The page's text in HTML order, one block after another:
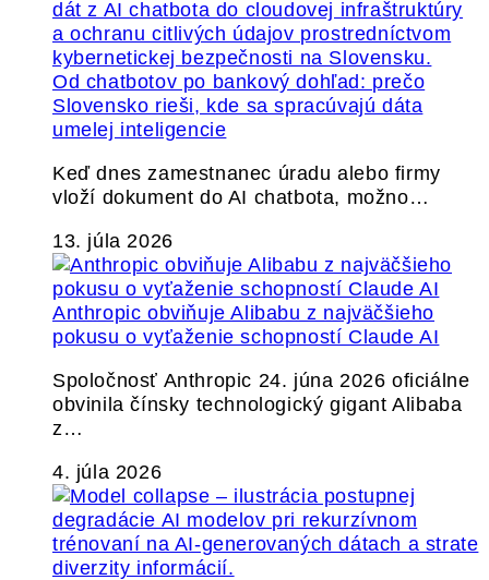
Od chatbotov po bankový dohľad: prečo
Slovensko rieši, kde sa spracúvajú dáta
umelej inteligencie
Keď dnes zamestnanec úradu alebo firmy
vloží dokument do AI chatbota, možno…
13. júla 2026
Anthropic obviňuje Alibabu z najväčšieho
pokusu o vyťaženie schopností Claude AI
Spoločnosť Anthropic 24. júna 2026 oficiálne
obvinila čínsky technologický gigant Alibaba
z…
4. júla 2026